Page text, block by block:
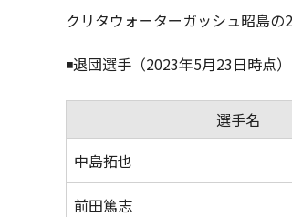
クリタウォーターガッシュ昭島の
◾️退団選手（2023年5月23日時点）
選手名
中島拓也
前田篤志